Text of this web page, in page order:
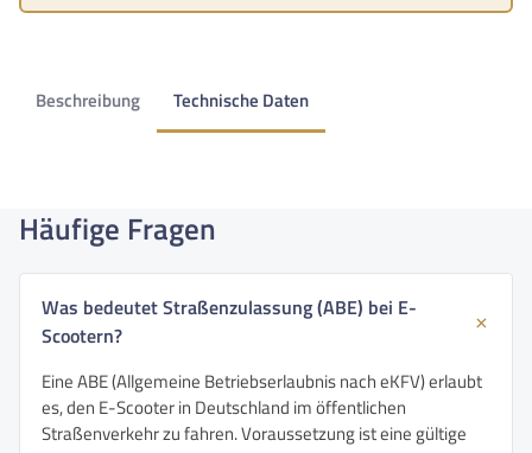
Beschreibung Technische Daten
Häufige Fragen
Was bedeutet Straßenzulassung (ABE) bei E-
Scootern?
Eine ABE (Allgemeine Betriebserlaubnis nach eKFV) erlaubt
es, den E-Scooter in Deutschland im öffentlichen
Straßenverkehr zu fahren. Voraussetzung ist eine gültige